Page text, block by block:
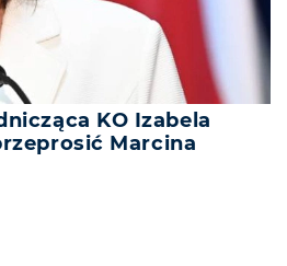
KO Izabela
Marcina